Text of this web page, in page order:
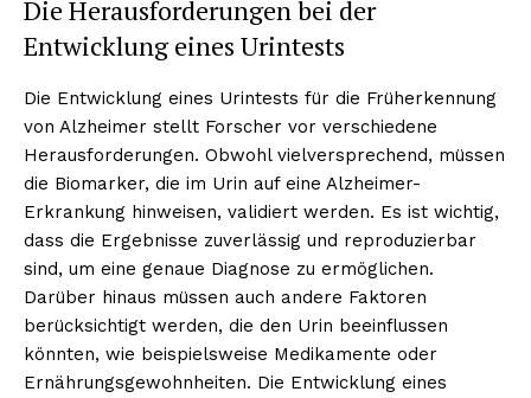
Die Herausforderungen bei der
Entwicklung eines Urintests
Die Entwicklung eines Urintests für die Früherkennung
von Alzheimer stellt Forscher vor verschiedene
Herausforderungen. Obwohl vielversprechend, müssen
die Biomarker, die im Urin auf eine Alzheimer-
Erkrankung hinweisen, validiert werden. Es ist wichtig,
dass die Ergebnisse zuverlässig und reproduzierbar
sind, um eine genaue Diagnose zu ermöglichen.
Darüber hinaus müssen auch andere Faktoren
berücksichtigt werden, die den Urin beeinflussen
könnten, wie beispielsweise Medikamente oder
Ernährungsgewohnheiten. Die Entwicklung eines